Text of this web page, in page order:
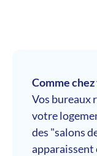
Comme chez
Vos bureaux
votre
des "salons
apparaissent